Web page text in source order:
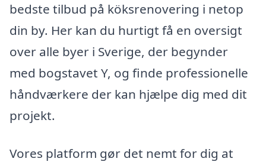
bedste tilbud på köksrenovering i netop
din by. Her kan du hurtigt få en oversigt
over alle byer i Sverige, der begynder
med bogstavet Y, og finde professionelle
håndværkere der kan hjælpe dig med dit
projekt.
Vores platform gør det nemt for dig at